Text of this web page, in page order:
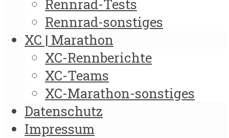
Rennrad-Tests
Rennrad-sonstiges
XC | Marathon
XC-Rennberichte
XC-Teams
XC-Marathon-sonstiges
Datenschutz
Impressum